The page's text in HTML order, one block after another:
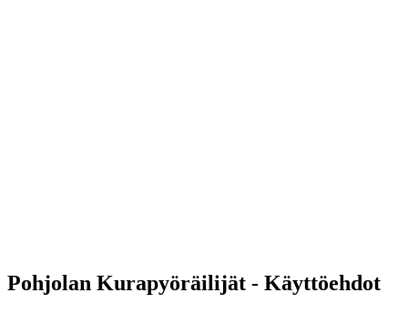
Pohjolan Kurapyöräilijät - Käyttöehdot